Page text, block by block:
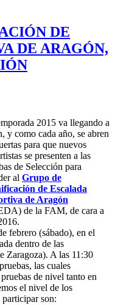
DE
DE ARAGÓN,
2015 va llegando a
y como cada año, se abren
para que nuevos
se presenten a las
de Selección para
al Grupo de
de Escalada
de Aragón
de la FAM, de cara a
febrero (sábado), en el
dentro de las
Zaragoza). A las 11:30
las cuales
de nivel tanto en
el nivel de los
son: